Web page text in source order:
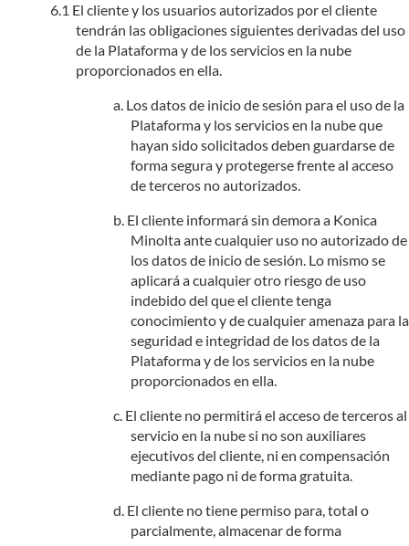
El cliente y los usuarios autorizados por el cliente
tendrán las obligaciones siguientes derivadas del uso
de la Plataforma y de los servicios en la nube
proporcionados en ella.
Los datos de inicio de sesión para el uso de la
Plataforma y los servicios en la nube que
hayan sido solicitados deben guardarse de
forma segura y protegerse frente al acceso
de terceros no autorizados.
El cliente informará sin demora a Konica
Minolta ante cualquier uso no autorizado de
los datos de inicio de sesión. Lo mismo se
aplicará a cualquier otro riesgo de uso
indebido del que el cliente tenga
conocimiento y de cualquier amenaza para la
seguridad e integridad de los datos de la
Plataforma y de los servicios en la nube
proporcionados en ella.
El cliente no permitirá el acceso de terceros al
servicio en la nube si no son auxiliares
ejecutivos del cliente, ni en compensación
mediante pago ni de forma gratuita.
El cliente no tiene permiso para, total o
parcialmente, almacenar de forma